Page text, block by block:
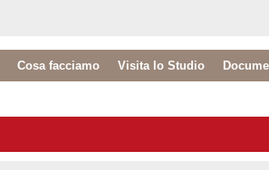
Cosa facciamo Visita lo Studio